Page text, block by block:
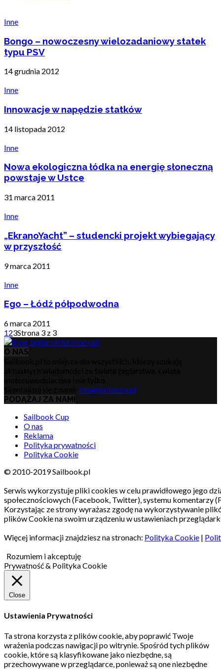
Inne
Bongo – nowoczesny wielozadaniowy statek
typu PSV
14 grudnia 2012
Inne
Innowacje w napędzie statków
14 listopada 2012
Inne
Nowa ekologiczna łódka na energię słoneczną
powstaje w Ustce
31 marca 2011
Inne
„EkranoYacht” – studencki projekt wybiegający
w przyszłość
9 marca 2011
Inne
Ego – Łódź półpodwodna
6 marca 2011
123Strona 3 z 3
O NAS
info@sailbook.pl
PODĄŻAJ ZA NAMI
Sailbook Cup
O nas
Reklama
Polityka prywatności
Polityka Cookie
© 2010-2019 Sailbook.pl
Serwis wykorzystuje pliki cookies w celu prawidłowego jego
społecznościowych (Facebook, Twitter), systemu komentarzy
Korzystając ze strony wyrażasz zgodę na wykorzystywanie
plików Cookie na swoim urządzeniu w ustawieniach
Więcej informacji znajdziesz na stronach: Polityka Cookie |
Rozumiem i akceptuję
Prywatność & Polityka Cookie
Close
Ustawienia Prywatności
Ta strona korzysta z plików cookie, aby poprawić Twoje
wrażenia podczas nawigacji po witrynie. Spośród tych plików
cookie, które są klasyfikowane jako niezbędne, są
przechowywane w przeglądarce, ponieważ są one niezbędne